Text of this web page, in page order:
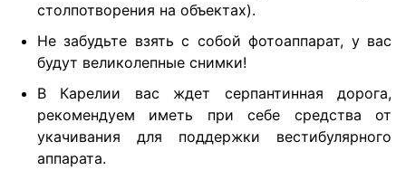
столпотворения на объектах).
Не забудьте взять с собой фотоаппарат, у вас
будут великолепные снимки!
В Карелии вас ждет серпантинная дорога,
рекомендуем иметь при себе средства от
укачивания для поддержки вестибулярного
аппарата.